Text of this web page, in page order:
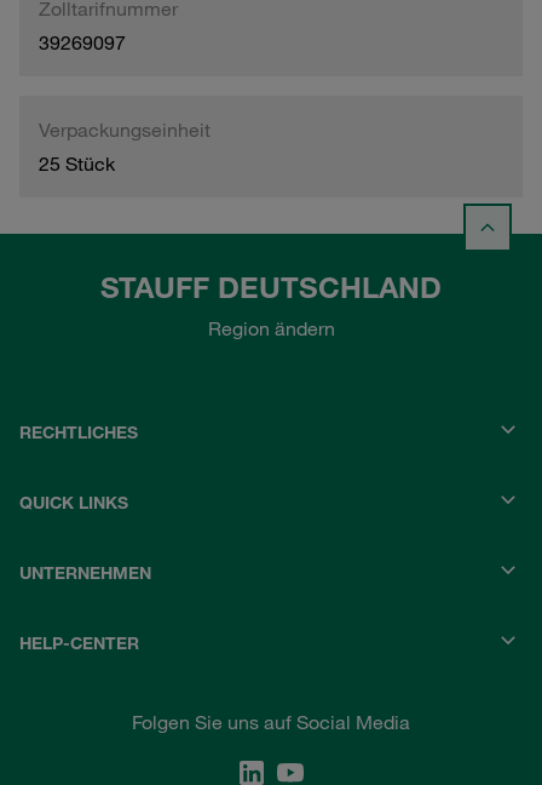
Zolltarifnummer
39269097
Verpackungseinheit
25 Stück
STAUFF DEUTSCHLAND
Region ändern
RECHTLICHES
QUICK LINKS
UNTERNEHMEN
HELP-CENTER
Folgen Sie uns auf Social Media